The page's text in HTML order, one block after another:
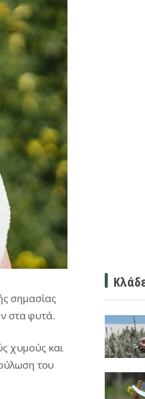
σημασίας
στα φυτά.
χυμούς και
του